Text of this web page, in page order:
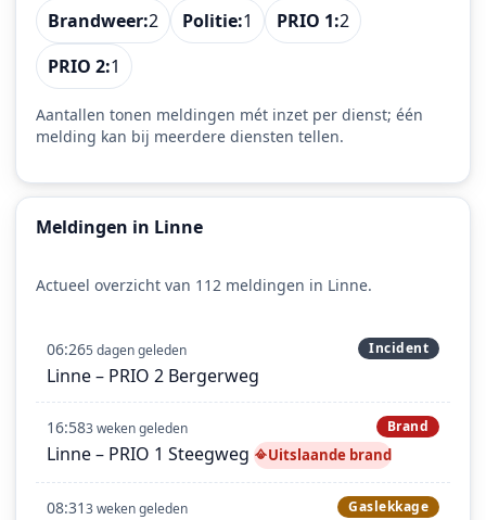
Brandweer:2 Politie:1 PRIO 1:2
PRIO 2:1
Aantallen tonen meldingen mét inzet per dienst; één
melding kan bij meerdere diensten tellen.
Meldingen in Linne
Actueel overzicht van 112 meldingen in Linne.
06:265 dagen geleden Incident
Linne – PRIO 2 Bergerweg
16:583 weken geleden Brand
Linne – PRIO 1 Steegweg Uitslaande brand
08:313 weken geleden Gaslekkage